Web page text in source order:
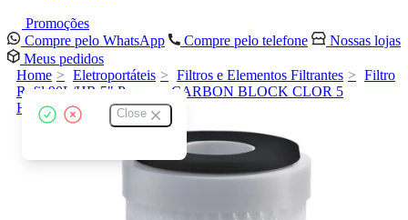
Promoções
Compre pelo WhatsApp
Compre pelo telefone
Nossas lojas
Meus pedidos
Close
Home Eletroportáteis Filtros e Elementos Filtrantes
Filtro
Refil 90L/HR 5" Pequeno CARBON BLOCK CLOR 5
Hidrofiltros 5 Micras